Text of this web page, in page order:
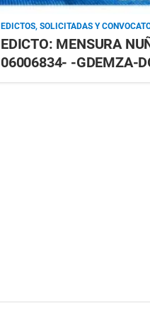
EDICTOS, SOLICITADAS Y
EDICTO: MENSURA
06006834- -GDEMZA-